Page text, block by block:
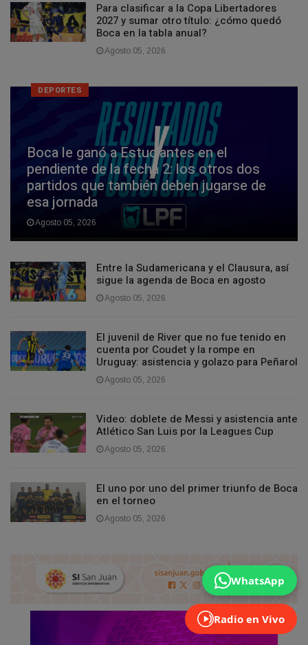
Radio en Vivo
WhatsApp
Para clasificar a la Copa Libertadores
2027 y sumar otro título: ¿cómo quedó
Boca en la tabla anual?
Agosto 05, 2026
DEPORTES
Boca le ganó a Estudiantes en el
pendiente de la fecha 2: los otros dos
partidos que también deben jugarse de
esa jornada
Agosto 05, 2026
Entre la Sudamericana y el Clausura, así
sigue la agenda de Boca en agosto
Agosto 05, 2026
El juvenil de River que no fue tenido en
cuenta por Coudet y la rompe en
Uruguay: asistencia y golazo para Peñarol
Agosto 05, 2026
Video: doblete de Messi y asistencia ante
Atlético San Luis por la Leagues Cup
Agosto 05, 2026
El uno por uno del primer triunfo de Boca
en el torneo
Agosto 05, 2026